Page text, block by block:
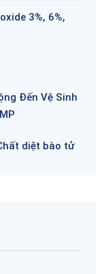
3%, 6%,
Đến Vệ Sinh
diệt bào tử